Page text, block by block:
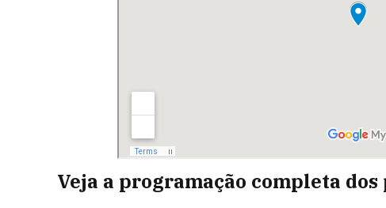
Veja a programação completa dos